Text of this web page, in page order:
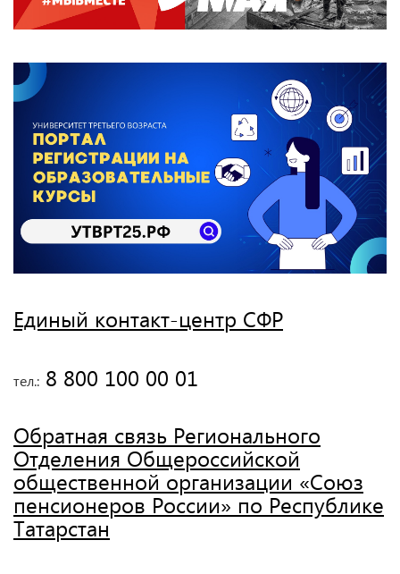
Единый контакт-центр СФР
тел.: 8 800 100 00 01
Обратная связь Регионального
Отделения Общероссийской
общественной организации «Союз
пенсионеров России» по Республике
Татарстан